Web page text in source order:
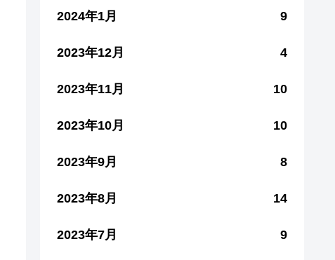
2024年1月 9
2023年12月 4
2023年11月 10
2023年10月 10
2023年9月 8
2023年8月 14
2023年7月 9